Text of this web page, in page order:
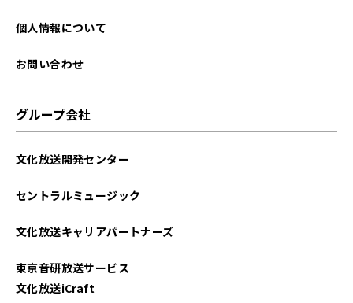
個人情報について
お問い合わせ
グループ会社
文化放送開発センター
セントラルミュージック
文化放送キャリアパートナーズ
東京音研放送サービス
文化放送iCraft